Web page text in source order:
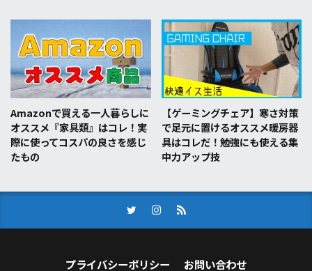
Amazonで買える一人暮らしに
オススメ『家具類』はコレ！実
際に使ってコスパの良さを感じ
たもの
【ゲーミングチェア】寒さ対策
で足元に置けるオススメ暖房器
具はコレだ！勉強にも使える集
中力アップ技
プライバシーポリシー お問い合わせ